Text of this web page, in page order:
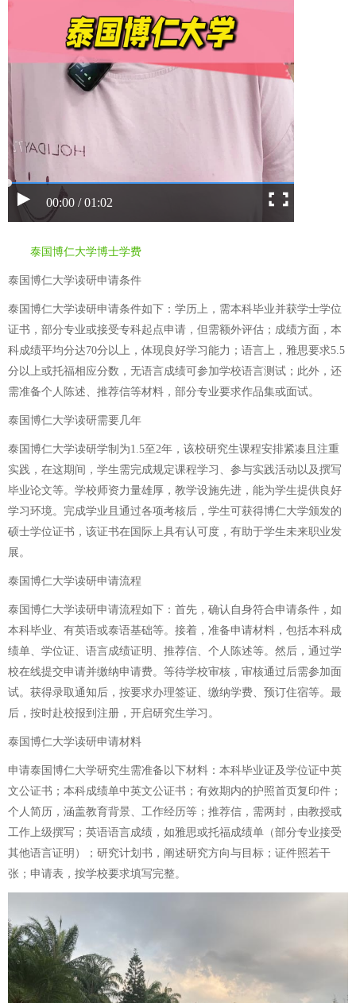
00:00 / 01:02
泰国博仁大学博士学费
泰国博仁大学读研申请条件
泰国博仁大学读研申请条件如下：学历上，需本科毕业并获学士学位
证书，部分专业或接受专科起点申请，但需额外评估；成绩方面，本
科成绩平均分达70分以上，体现良好学习能力；语言上，雅思要求5.5
分以上或托福相应分数，无语言成绩可参加学校语言测试；此外，还
需准备个人陈述、推荐信等材料，部分专业要求作品集或面试。
泰国博仁大学读研需要几年
泰国博仁大学读研学制为1.5至2年，该校研究生课程安排紧凑且注重
实践，在这期间，学生需完成规定课程学习、参与实践活动以及撰写
毕业论文等。学校师资力量雄厚，教学设施先进，能为学生提供良好
学习环境。完成学业且通过各项考核后，学生可获得博仁大学颁发的
硕士学位证书，该证书在国际上具有认可度，有助于学生未来职业发
展。
泰国博仁大学读研申请流程
泰国博仁大学读研申请流程如下：首先，确认自身符合申请条件，如
本科毕业、有英语或泰语基础等。接着，准备申请材料，包括本科成
绩单、学位证、语言成绩证明、推荐信、个人陈述等。然后，通过学
校在线提交申请并缴纳申请费。等待学校审核，审核通过后需参加面
试。获得录取通知后，按要求办理签证、缴纳学费、预订住宿等。最
后，按时赴校报到注册，开启研究生学习。
泰国博仁大学读研申请材料
申请泰国博仁大学研究生需准备以下材料：本科毕业证及学位证中英
文公证书；本科成绩单中英文公证书；有效期内的护照首页复印件；
个人简历，涵盖教育背景、工作经历等；推荐信，需两封，由教授或
工作上级撰写；英语语言成绩，如雅思或托福成绩单（部分专业接受
其他语言证明）；研究计划书，阐述研究方向与目标；证件照若干
张；申请表，按学校要求填写完整。